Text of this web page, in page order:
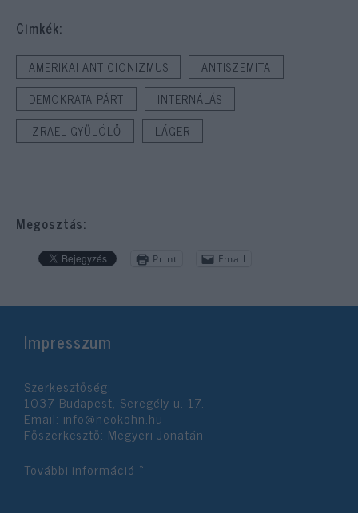
Cimkék:
AMERIKAI ANTICIONIZMUS
ANTISZEMITA
DEMOKRATA PÁRT
INTERNÁLÁS
IZRAEL-GYŰLÖLŐ
LÁGER
Megosztás:
Print Email
Impresszum
Szerkesztőség:
1037 Budapest, Seregély u. 17.
Email: info@neokohn.hu
Főszerkesztő: Megyeri Jonatán
További információ »